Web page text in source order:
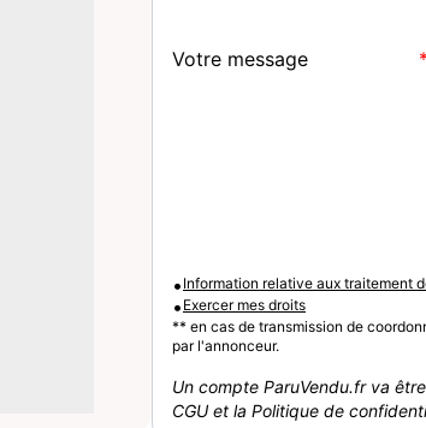
Votre message
• Information relative aux traitement
• Exercer mes droits
** en cas de transmission de
par l'annonceur.
Un compte ParuVendu.fr va
CGU et la Politique de